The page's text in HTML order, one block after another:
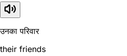
उनका परिवार
their friends